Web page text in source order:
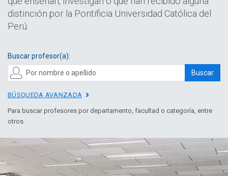
distinción por la Pontificia Universidad Católica del
Perú.
Buscar profesor(a):
Buscar
BÚSQUEDA AVANZADA
Para buscar profesores por departamento, facultad o categoría, entre
otros.